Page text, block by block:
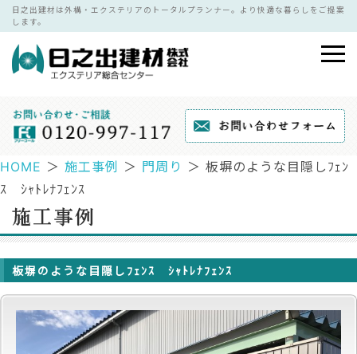
日之出建材は外構・エクステリアのトータルプランナー。より快適な暮らしをご提案
します。
HOME ＞ 施工事例 ＞ 門周り ＞ 板塀のような目隠しﾌｪﾝ
ｽ ｼｬﾄﾚﾅﾌｪﾝｽ
板塀のような目隠しﾌｪﾝｽ ｼｬﾄﾚﾅﾌｪﾝｽ